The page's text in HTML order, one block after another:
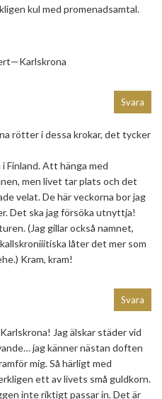
kul med promenadsamtal.
rötter i dessa krokar, det tycker
Finland. Att hänga med
men livet tar plats och det
velat. De här veckorna bor jag
Det ska jag försöka utnyttja!
(Jag gillar också namnet,
låter det mer som
Kram, kram!
Svara
Jag älskar städer vid
jag känner nästan doften
mig. Så härligt med
ett av livets små guldkorn.
inte riktigt passar in. Det är
Svara